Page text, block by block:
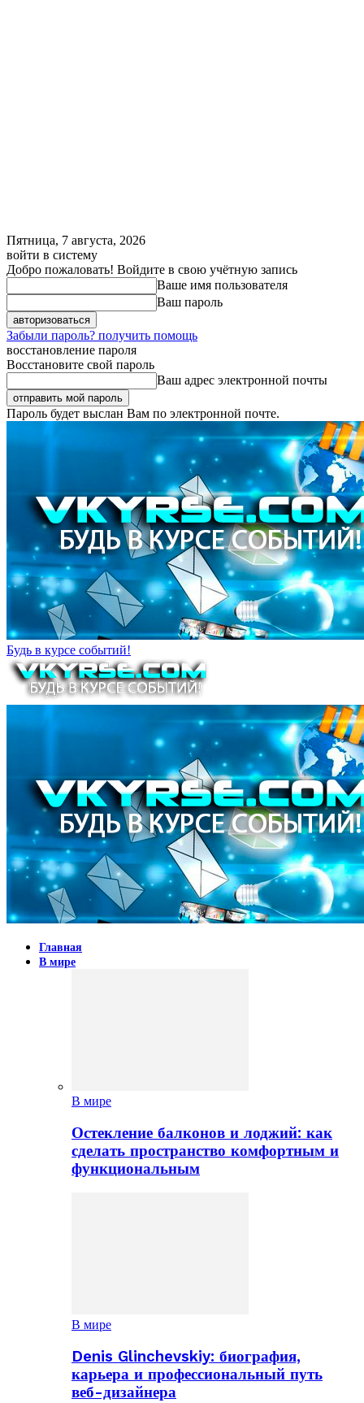
Пятница, 7 августа, 2026
войти в систему
Добро пожаловать! Войдите в свою учётную запись
Ваше имя пользователя
Ваш пароль
Забыли пароль? получить помощь
восстановление пароля
Восстановите свой пароль
Ваш адрес электронной почты
Пароль будет выслан Вам по электронной почте.
Будь в курсе событий!
Главная
В мире
В мире
Остекление балконов и лоджий: как
сделать пространство комфортным и
функциональным
В мире
Denis Glinchevskiy: биография,
карьера и профессиональный путь
веб-дизайнера